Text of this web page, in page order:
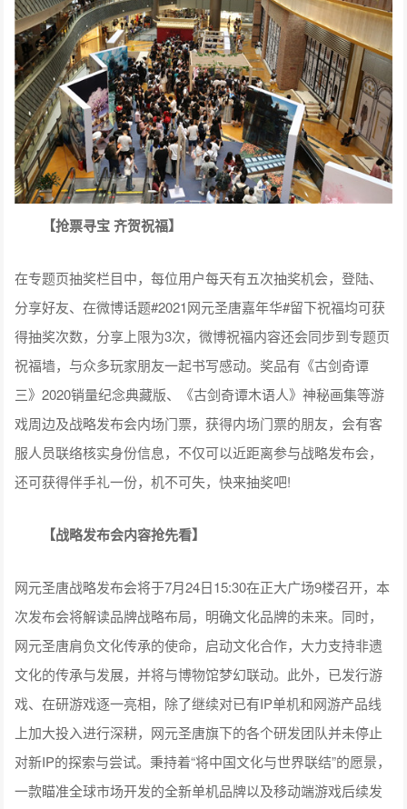
【抢票寻宝 齐贺祝福】
在专题页抽奖栏目中，每位用户每天有五次抽奖机会，登陆、
分享好友、在微博话题#2021网元圣唐嘉年华#留下祝福均可获
得抽奖次数，分享上限为3次，微博祝福内容还会同步到专题页
祝福墙，与众多玩家朋友一起书写感动。奖品有《古剑奇谭
三》2020销量纪念典藏版、《古剑奇谭木语人》神秘画集等游
戏周边及战略发布会内场门票，获得内场门票的朋友，会有客
服人员联络核实身份信息，不仅可以近距离参与战略发布会，
还可获得伴手礼一份，机不可失，快来抽奖吧!
【战略发布会内容抢先看】
网元圣唐战略发布会将于7月24日15:30在正大广场9楼召开，本
次发布会将解读品牌战略布局，明确文化品牌的未来。同时，
网元圣唐肩负文化传承的使命，启动文化合作，大力支持非遗
文化的传承与发展，并将与博物馆梦幻联动。此外，已发行游
戏、在研游戏逐一亮相，除了继续对已有IP单机和网游产品线
上加大投入进行深耕，网元圣唐旗下的各个研发团队并未停止
对新IP的探索与尝试。秉持着“将中国文化与世界联结”的愿景，
一款瞄准全球市场开发的全新单机品牌以及移动端游戏后续发